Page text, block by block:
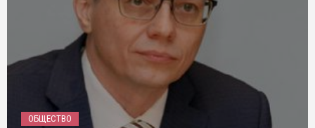
ОБЩЕСТВО